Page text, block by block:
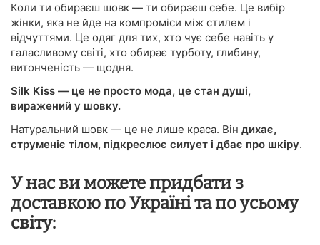
Коли ти обираєш шовк — ти обираєш себе. Це вибір
жінки, яка не йде на компроміси між стилем і
відчуттями. Це одяг для тих, хто чує себе навіть у
галасливому світі, хто обирає турботу, глибину,
витонченість — щодня.
Silk Kiss — це не просто мода, це стан душі,
виражений у шовку.
Натуральний шовк — це не лише краса. Він дихає,
струменіє тілом, підкреслює силует і дбає про шкіру.
У нас ви можете придбати з
доставкою по Україні та по усьому
світу: